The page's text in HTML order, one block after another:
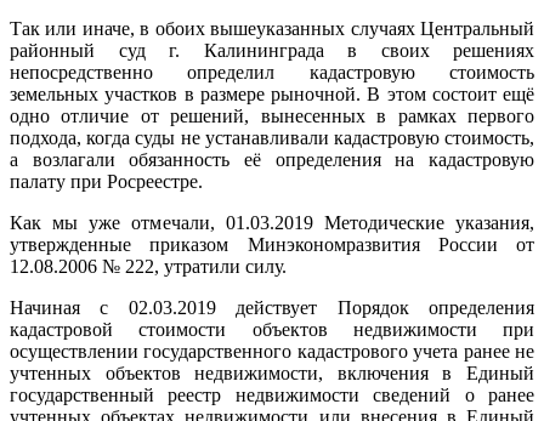
Так или иначе, в обоих вышеуказанных случаях Центральный
районный суд г. Калининграда в своих решениях
непосредственно определил кадастровую стоимость
земельных участков в размере рыночной. В этом состоит ещё
одно отличие от решений, вынесенных в рамках первого
подхода, когда суды не устанавливали кадастровую стоимость,
а возлагали обязанность её определения на кадастровую
палату при Росреестре.
Как мы уже отмечали, 01.03.2019 Методические указания,
утвержденные приказом Минэкономразвития России от
12.08.2006 № 222, утратили силу.
Начиная с 02.03.2019 действует Порядок определения
кадастровой стоимости объектов недвижимости при
осуществлении государственного кадастрового учета ранее не
учтенных объектов недвижимости, включения в Единый
государственный реестр недвижимости сведений о ранее